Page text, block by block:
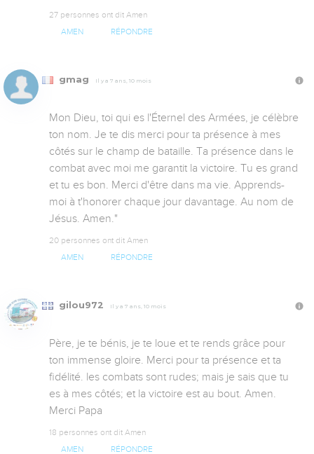
27 personnes ont dit Amen
AMEN RÉPONDRE
gmag Il y a 7 ans, 10 mois
Mon Dieu, toi qui es l'Éternel des Armées, je célèbre
ton nom. Je te dis merci pour ta présence à mes
côtés sur le champ de bataille. Ta présence dans le
combat avec moi me garantit la victoire. Tu es grand
et tu es bon. Merci d'être dans ma vie. Apprends-
moi à t'honorer chaque jour davantage. Au nom de
Jésus. Amen."
20 personnes ont dit Amen
AMEN RÉPONDRE
gilou972 Il y a 7 ans, 10 mois
Père, je te bénis, je te loue et te rends grâce pour
ton immense gloire. Merci pour ta présence et ta
fidélité. les combats sont rudes; mais je sais que tu
es à mes côtés; et la victoire est au bout. Amen.
Merci Papa
18 personnes ont dit Amen
AMEN RÉPONDRE